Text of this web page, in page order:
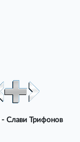
Слави Трифонов